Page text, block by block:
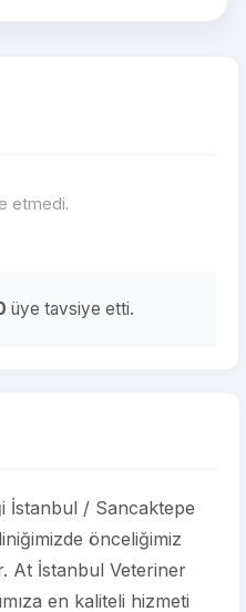
etmedi.
üye tavsiye etti.
İstanbul / Sancaktepe
önceliğimiz
At İstanbul Veteriner
en kaliteli hizmeti